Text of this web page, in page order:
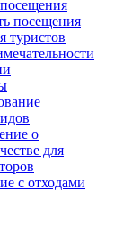
посещения
туристов
о
для
с отходами